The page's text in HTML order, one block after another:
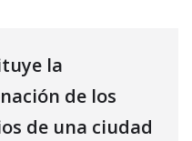
la
de los
de una ciudad